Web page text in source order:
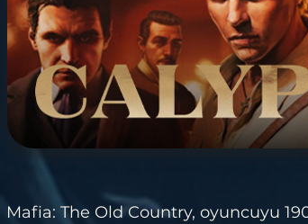
Mafia: The Old Country, oyuncuyu